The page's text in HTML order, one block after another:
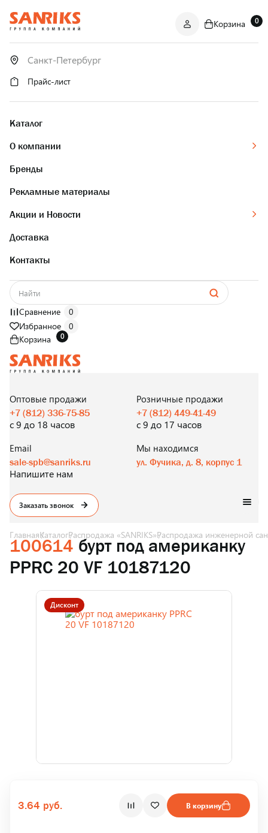
ОПТОМ
И В РОЗНИЦУ
Корзина 0
Прайс-лист
Каталог
О компании
Бренды
Рекламные материалы
Акции и Новости
Доставка
Контакты
Сравнение
0
Избранное
0
Корзина
0
И В РОЗНИЦУ
Оптовые продажи
+7 (812) 336-75-85
с 9 до 18 часов
Розничные продажи
+7 (812) 449-41-49
с 9 до 17 часов
Email
sale-spb@sanriks.ru
Напишите нам
Мы находимся
ул. Фучика, д. 8, корпус 1
Заказать звонок
ГлавнаяКаталогРаспродажа «SANRIKS»Распродажа инженерной
100614 бурт под американку
PPRC 20 VF 10187120
Дисконт
3.64 руб. В корзину